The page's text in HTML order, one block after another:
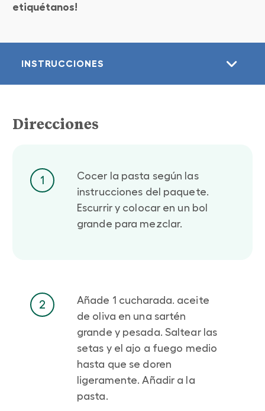
etiquétanos!
INSTRUCCIONES
Direcciones
1
Cocer la pasta según las
instrucciones del paquete.
Escurrir y colocar en un bol
grande para mezclar.
2
Añade 1 cucharada. aceite
de oliva en una sartén
grande y pesada. Saltear las
setas y el ajo a fuego medio
hasta que se doren
ligeramente. Añadir a la
pasta.